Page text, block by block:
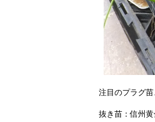
注目のプラグ
抜き苗：信州